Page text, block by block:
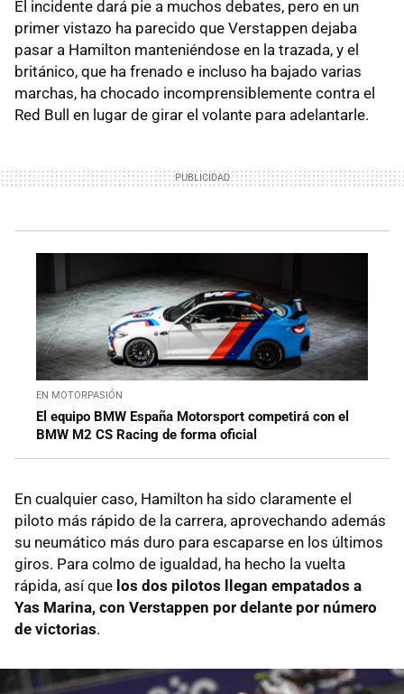
El incidente dará pie a muchos debates, pero en un
primer vistazo ha parecido que Verstappen dejaba
pasar a Hamilton manteniéndose en la trazada, y el
británico, que ha frenado e incluso ha bajado varias
marchas, ha chocado incomprensiblemente contra el
Red Bull en lugar de girar el volante para adelantarle.
EN MOTORPASIÓN
El equipo BMW España Motorsport competirá con el
BMW M2 CS Racing de forma oficial
En cualquier caso, Hamilton ha sido claramente el
piloto más rápido de la carrera, aprovechando además
su neumático más duro para escaparse en los últimos
giros. Para colmo de igualdad, ha hecho la vuelta
rápida, así que los dos pilotos llegan empatados a
Yas Marina, con Verstappen por delante por número
de victorias.